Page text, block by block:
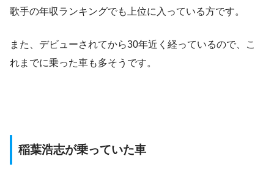
歌手の年収ランキングでも上位に入っている方です。
また、デビューされてから30年近く経っているので、こ
れまでに乗った車も多そうです。
稲葉浩志が乗っていた車